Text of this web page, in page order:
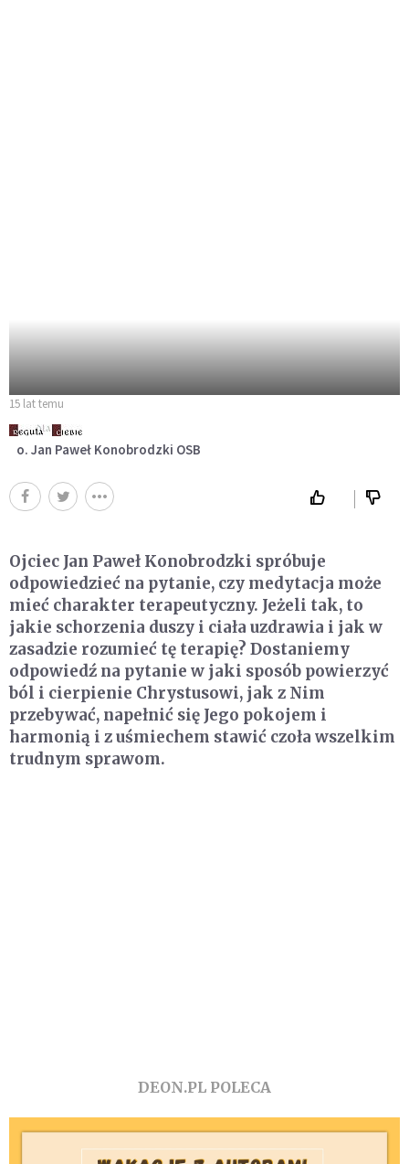
15 lat temu
o. Jan Paweł Konobrodzki OSB
Ojciec Jan Paweł Konobrodzki spróbuje
odpowiedzieć na pytanie, czy medytacja może
mieć charakter terapeutyczny. Jeżeli tak, to
jakie schorzenia duszy i ciała uzdrawia i jak w
zasadzie rozumieć tę terapię? Dostaniemy
odpowiedź na pytanie w jaki sposób powierzyć
ból i cierpienie Chrystusowi, jak z Nim
przebywać, napełnić się Jego pokojem i
harmonią i z uśmiechem stawić czoła wszelkim
trudnym sprawom.
DEON.PL POLECA